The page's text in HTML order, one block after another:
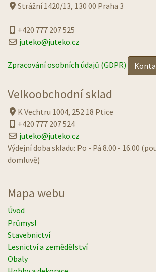
Strážní 1420/13, 130 00 Praha 3
+420 777 207 525
juteko@juteko.cz
Zpracování osobních údajů (GDPR)
Velkoobchodní sklad
K Vechtru 1004, 252 18 Ptice
+420 777 207 524
juteko@juteko.cz
Výdejní doba skladu: Po - Pá 8.00 - 16.00
domluvě)
Mapa webu
Úvod
Průmysl
Stavebnictví
Lesnictví a zemědělství
Obaly